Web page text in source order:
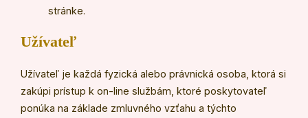
stránke.
Užívateľ
Užívateľ je každá fyzická alebo právnická osoba, ktorá si
zakúpi prístup k on-line službám, ktoré poskytovateľ
ponúka na základe zmluvného vzťahu a týchto